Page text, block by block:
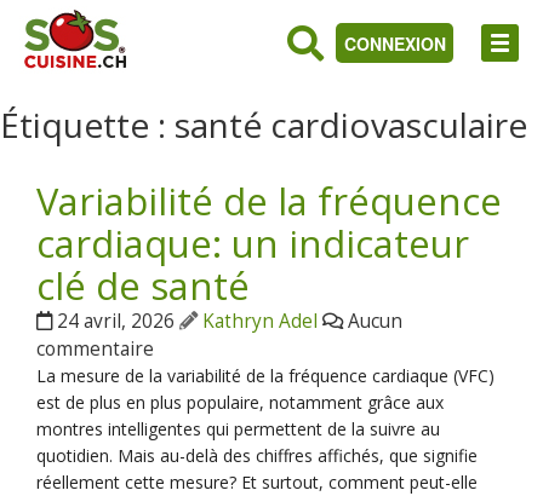
CONNEXION
Étiquette : santé cardiovasculaire
Variabilité de la fréquence
cardiaque: un indicateur
clé de santé
24 avril, 2026 Kathryn Adel
Aucun
commentaire
La mesure de la variabilité de la fréquence cardiaque (VFC)
est de plus en plus populaire, notamment grâce aux
montres intelligentes qui permettent de la suivre au
quotidien. Mais au-delà des chiffres affichés, que signifie
réellement cette mesure? Et surtout, comment peut-elle